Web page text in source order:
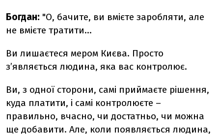
Богдан: "О, бачите, ви вмієте заробляти, але
не вмієте тратити...
Ви лишаєтеся мером Києва. Просто
з’являється людина, яка вас контролює.
Ви, з одної сторони, самі приймаєте рішення,
куда платити, і самі контролюєте –
правильно, вчасно, чи достатньо, чи можна
ще добавити. Але, коли появляється людина,